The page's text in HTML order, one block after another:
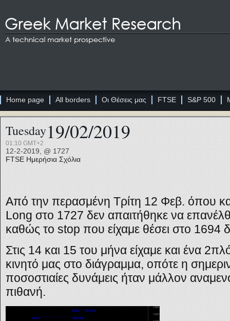
Home page All borders Οι Θέσεις μας FTSE S&P 500
Tuesday19/02/2019
01:10 GMT+2
12-2-2019, @ 1727
FTSE Ημερήσια Σχόλια
Από την περασμένη Τρίτη 12 Φεβ. όπου
Long στο 1727 δεν απαιτήθηκε να
καθώς το stop που είχαμε θέσει στο 1694
Στις 14 και 15 του μήνα είχαμε και ένα
κινητό μας στο διάγραμμα, οπότε η
ποσοστιαίες δυνάμεις ήταν μάλλον
πιθανή.